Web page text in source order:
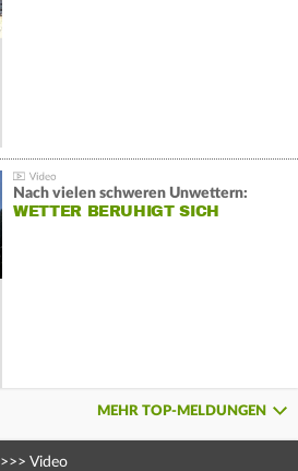
Nach vielen schweren Unwettern:
WETTER BERUHIGT SICH
MEHR TOP-MELDUNGEN
>>> Video